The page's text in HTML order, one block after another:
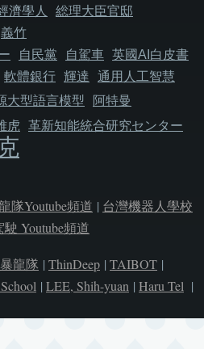
濟學人
総理大臣官邸
義竹
自民黨 自駕車 英國AI白皮書
軟體銀行 輝達 通用人工智慧
大型語言模型 阿特曼
虎
革新知能統合研究センター
隊Youtube頻道 | 台灣機器人學校
Youtube頻道
暴龍隊 | ThinDeep | TAIBOT |
| LEE, Shih-yuan | Haru Tel |